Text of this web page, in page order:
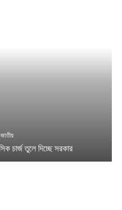
জাতীয়
চার্জ তুলে দিচ্ছে সরকার